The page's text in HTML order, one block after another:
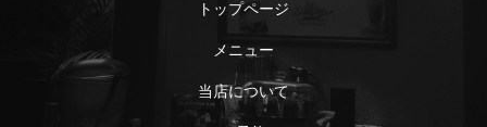
トップページ
メニュー
当店について